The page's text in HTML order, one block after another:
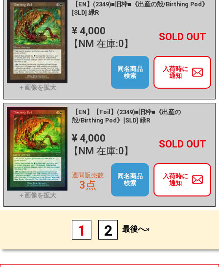
【EN】(2349)■旧枠■《出産の殻/Birthing Pod》
[SLD] 緑R
¥ 4,000
【NM 在庫:0】
－ +
入荷時に
通知
同名商品
検索
【EN】【Foil】(2349)■旧枠■《出産の
殻/Birthing Pod》[SLD] 緑R
¥ 4,000
【NM 在庫:0】
－ +
入荷時に
通知
週間販売数
3点
同名商品
検索
1 2 最後へ»